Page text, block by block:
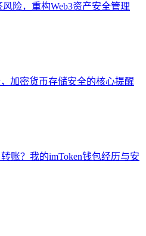
险，重构Web3资产安全管理
加密货币存储安全的核心提醒
账？我的imToken钱包经历与安